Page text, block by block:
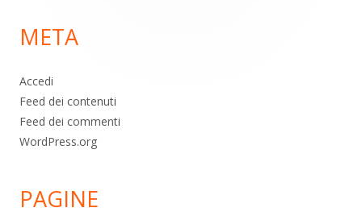
pagina
META
Accedi
Feed dei contenuti
Feed dei commenti
WordPress.org
PAGINE